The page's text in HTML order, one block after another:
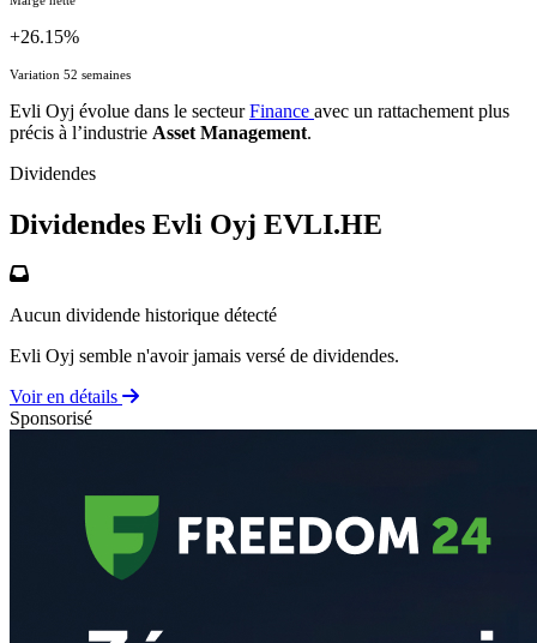
+26.15%
Variation 52 semaines
Evli Oyj évolue dans le secteurFinance avec un rattachement plus
précis à l’industrie Asset Management.
Dividendes
Dividendes Evli Oyj EVLI.HE
Aucun dividende historique détecté
Evli Oyj semble n'avoir jamais versé de dividendes.
Voir en détails
Sponsorisé